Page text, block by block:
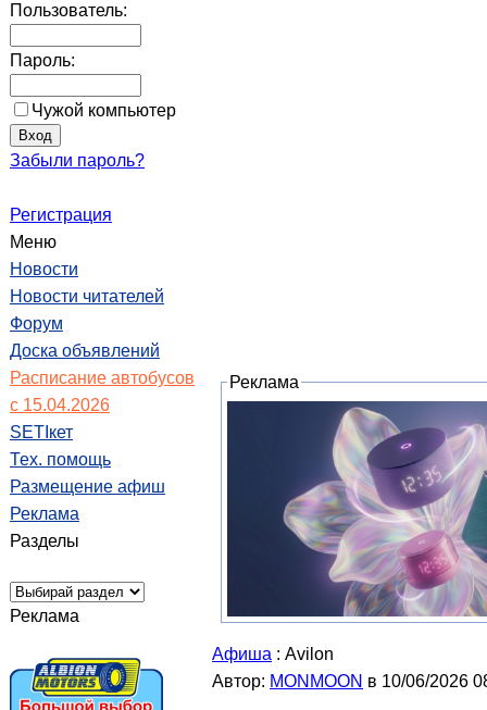
Пользователь:
Пароль:
Чужой компьютер
Забыли пароль?
Регистрация
Меню
Новости
Новости читателей
Форум
Доска объявлений
Расписание автобусов
с 15.04.2026
SETIкет
Тех. помощь
Размещение афиш
Реклама
Разделы
Реклама
Реклама
Афиша : Avilon
Автор: MONMOON в 10/06/2026